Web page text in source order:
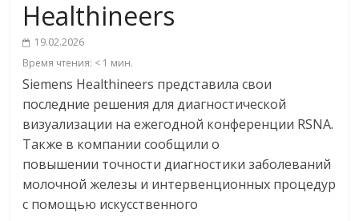
Healthineers
19.02.2026
Время чтения: < 1 мин.
Siemens Healthineers представила свои
последние решения для диагностической
визуализации на ежегодной конференции RSNA.
Также в компании сообщили о
повышении точности диагностики заболеваний
молочной железы и интервенционных процедур
с помощью искусственного